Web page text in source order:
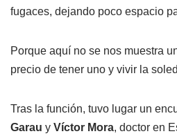
fugaces, dejando poco espacio
Porque aquí no se nos muestra
precio de tener uno y vivir la
Tras la función, tuvo lugar un
Garau y Víctor Mora, doctor en